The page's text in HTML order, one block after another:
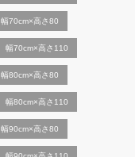
幅70cm×高さ80
幅70cm×高さ110
幅80cm×高さ80
幅80cm×高さ110
幅90cm×高さ80